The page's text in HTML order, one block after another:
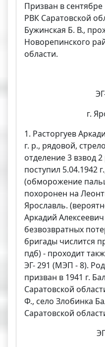
Призван в сентябре
РВК Саратовской
Бужинская Б. В.,
Новорепинского
области.
г.
1. Расторгуев
г. р., рядовой,
отделение 3 взвод
поступил 5.04.1942
(обморожение
похоронен на
Ярославль.
Аркадий Алексеевич
безвозвратных
бригады числится
пдб) - проходит
ЭГ- 291 (МЭП - 8).
призван в 1941 г.
Саратовской
Ф., село Злобинка
Саратовской